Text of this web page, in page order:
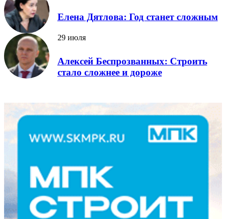
Елена Дятлова: Год станет сложным
29 июля
Алексей Беспрозванных: Строить
стало сложнее и дороже